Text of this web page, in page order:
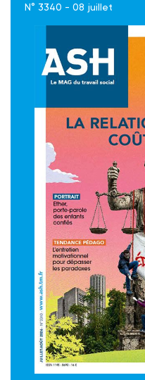
N° 3340 - 08 juillet